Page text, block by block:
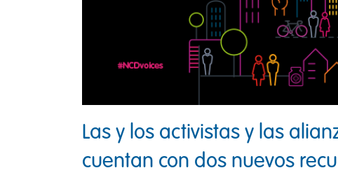
Las y los activistas y las
cuentan con dos nuevos